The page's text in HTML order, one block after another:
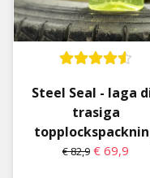
Steel Seal - laga
trasiga
€ 82,9 € 69,9